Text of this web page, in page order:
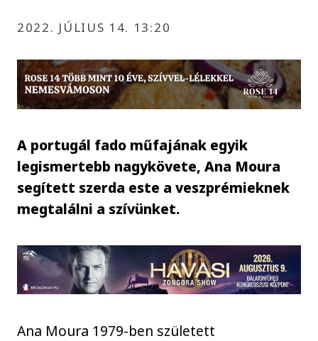
2022. JÚLIUS 14. 13:20
A portugál fado műfajának egyik
legismertebb nagykövete, Ana Moura
segített szerda este a veszprémieknek
megtalálni a szívünket.
Ana Moura 1979-ben született